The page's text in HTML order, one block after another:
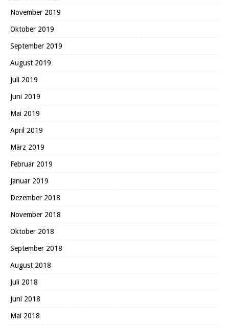
November 2019
Oktober 2019
September 2019
August 2019
Juli 2019
Juni 2019
Mai 2019
April 2019
März 2019
Februar 2019
Januar 2019
Dezember 2018
November 2018
Oktober 2018
September 2018
August 2018
Juli 2018
Juni 2018
Mai 2018